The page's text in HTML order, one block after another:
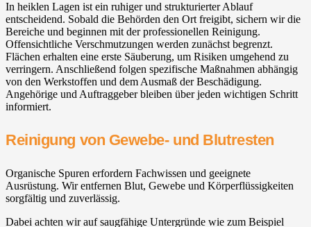
In heiklen Lagen ist ein ruhiger und strukturierter Ablauf
entscheidend. Sobald die Behörden den Ort freigibt, sichern wir die
Bereiche und beginnen mit der professionellen Reinigung.
Offensichtliche Verschmutzungen werden zunächst begrenzt.
Flächen erhalten eine erste Säuberung, um Risiken umgehend zu
verringern. Anschließend folgen spezifische Maßnahmen abhängig
von den Werkstoffen und dem Ausmaß der Beschädigung.
Angehörige und Auftraggeber bleiben über jeden wichtigen Schritt
informiert.
Reinigung von Gewebe- und Blutresten
Organische Spuren erfordern Fachwissen und geeignete
Ausrüstung. Wir entfernen Blut, Gewebe und Körperflüssigkeiten
sorgfältig und zuverlässig.
Dabei achten wir auf saugfähige Untergründe wie zum Beispiel